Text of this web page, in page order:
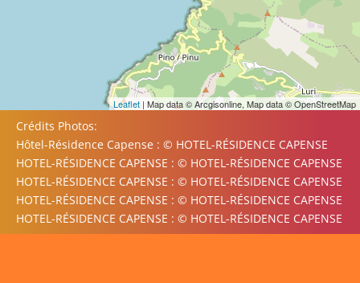
Leaflet | Map data © Arcgisonline, Map data © OpenStreetMap
Crédits Photos:
Hôtel-Résidence Capense : © HOTEL-RÉSIDENCE CAPENSE
HOTEL-RÉSIDENCE CAPENSE : © HOTEL-RÉSIDENCE CAPENSE
HOTEL-RÉSIDENCE CAPENSE : © HOTEL-RÉSIDENCE CAPENSE
HOTEL-RÉSIDENCE CAPENSE : © HOTEL-RÉSIDENCE CAPENSE
HOTEL-RÉSIDENCE CAPENSE : © HOTEL-RÉSIDENCE CAPENSE